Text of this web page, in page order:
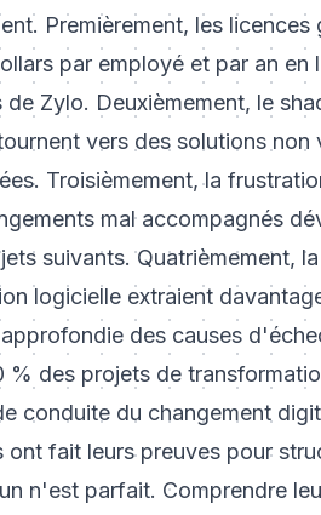
Premièrement, les
par employé et par an
de Zylo. Deuxièmement, le
vers des solutions
Troisièmement, la
mal accompagnés
suivants. Quatrièmement,
logicielle extraient
approfondie des causes
% des projets de
conduite du changement
ont fait leurs preuves pour
n'est parfait. Comprendre